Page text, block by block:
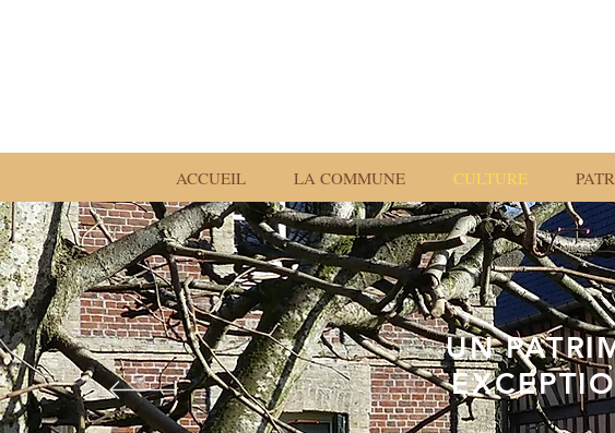
ACCUEIL LA COMMUNE CULTURE
UN